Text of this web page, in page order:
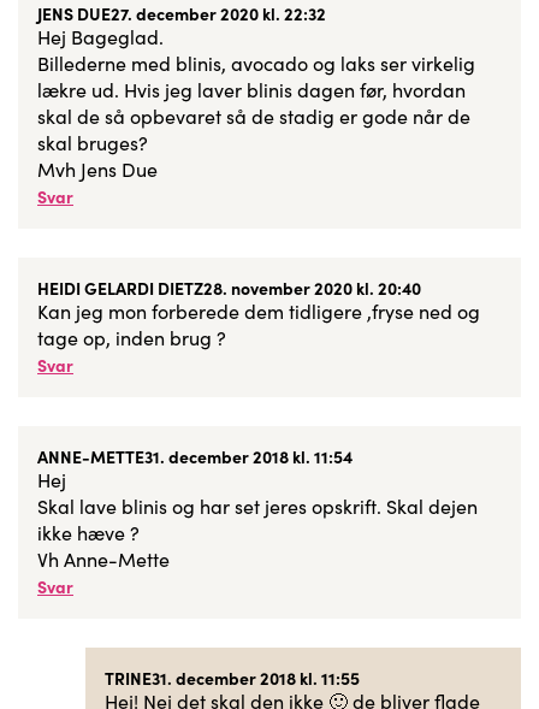
JENS DUE27. december 2020 kl. 22:32
Hej Bageglad.
Billederne med blinis, avocado og laks ser virkelig
lækre ud. Hvis jeg laver blinis dagen før, hvordan
skal de så opbevaret så de stadig er gode når de
skal bruges?
Mvh Jens Due
Svar
HEIDI GELARDI DIETZ28. november 2020 kl. 20:40
Kan jeg mon forberede dem tidligere ,fryse ned og
tage op, inden brug ?
Svar
ANNE-METTE31. december 2018 kl. 11:54
Hej
Skal lave blinis og har set jeres opskrift. Skal dejen
ikke hæve ?
Vh Anne-Mette
Svar
TRINE31. december 2018 kl. 11:55
Hej! Nej det skal den ikke 🙂 de bliver flade